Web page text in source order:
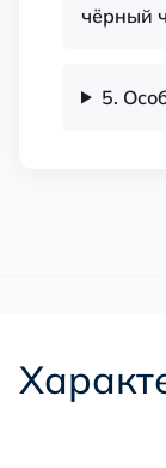
чёрный
5.